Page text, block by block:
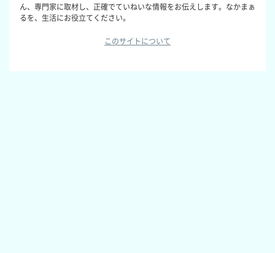
ん、専門家に取材し、正確でていねいな情報をお伝えします。なかまぁ
るを、生活にお役立てください。
このサイトについて